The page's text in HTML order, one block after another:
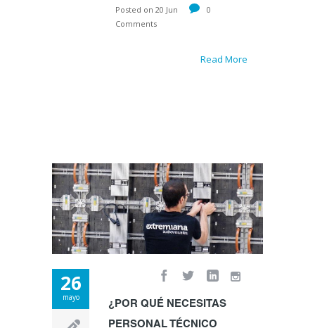
Posted on 20 Jun
0
Comments
Read More
26
mayo
¿POR QUÉ NECESITAS
PERSONAL TÉCNICO